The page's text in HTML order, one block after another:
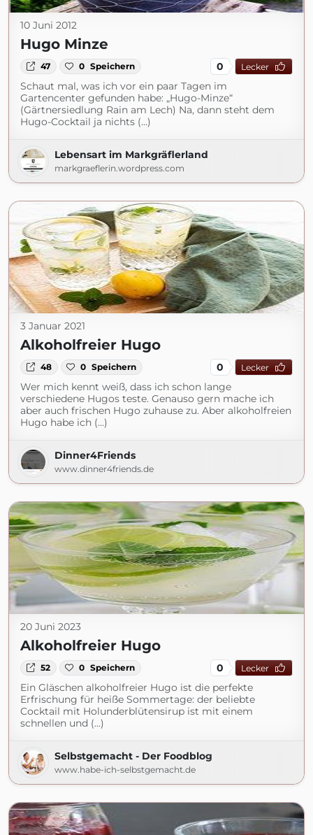
10 Juni 2012
Hugo Minze
47 0 Speichern 0 Lecker
Schaut mal, was ich vor ein paar Tagen im
Gartencenter gefunden habe: „Hugo-Minze“
(Gärtnersiedlung Rain am Lech) Na, dann steht dem
Hugo-Cocktail ja nichts (...)
Lebensart im Markgräflerland
markgraeflerin.wordpress.com
3 Januar 2021
Alkoholfreier Hugo
48 0 Speichern 0 Lecker
Wer mich kennt weiß, dass ich schon lange
verschiedene Hugos teste. Genauso gern mache ich
aber auch frischen Hugo zuhause zu. Aber alkoholfreien
Hugo habe ich (...)
Dinner4Friends
www.dinner4friends.de
20 Juni 2023
Alkoholfreier Hugo
52 0 Speichern 0 Lecker
Ein Gläschen alkoholfreier Hugo ist die perfekte
Erfrischung für heiße Sommertage: der beliebte
Cocktail mit Holunderblütensirup ist mit einem
schnellen und (...)
Selbstgemacht - Der Foodblog
www.habe-ich-selbstgemacht.de